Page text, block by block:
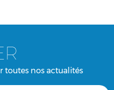
toutes nos actualités